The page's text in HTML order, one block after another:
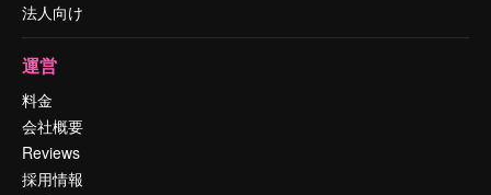
法人向け
運営
料金
会社概要
Reviews
採用情報